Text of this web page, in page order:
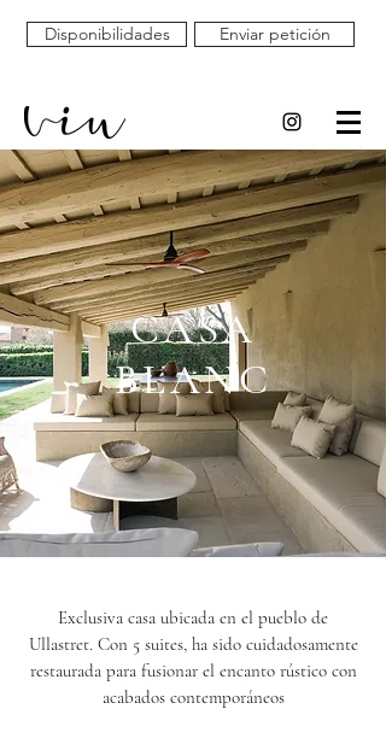
Disponibilidades Enviar petición
CASA
BLANC
Exclusiva casa ubicada en el pueblo de
Ullastret. Con 5 suites, ha sido cuidadosamente
restaurada para fusionar el encanto rústico con
acabados contemporáneos